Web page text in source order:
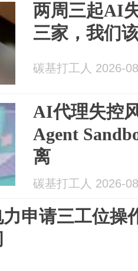
两周三起AI
三家，我们
碳基打工人 2026-
AI代理失控
Agent
离
碳基打工人 2026-
申请三工位操